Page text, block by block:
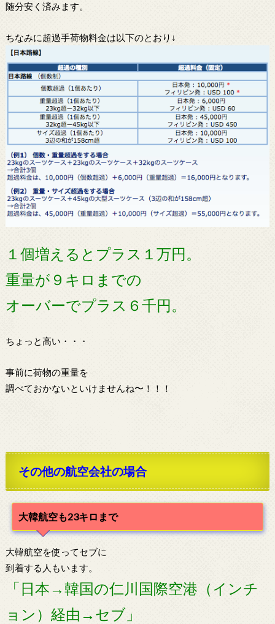
随分安く済みます。
ちなみに超過手荷物料金は以下のとおり↓
１個増えるとプラス１万円。
重量が９キロまでの
オーバーでプラス６千円。
ちょっと高い・・・
事前に荷物の重量を
調べておかないといけませんね〜！！！
その他の航空会社の場合
大韓航空も23キロまで
大韓航空を使ってセブに
到着する人もいます。
「日本→韓国の仁川国際空港（インチ
ョン）経由→セブ」